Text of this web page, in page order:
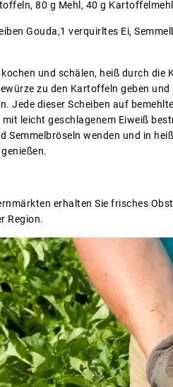
80 g Mehl, 40 g
Gouda,1 verquirltes Ei,
und schälen, heiß durch
zu den Kartoffeln geben
Jede dieser Scheiben auf
mit leicht geschlagenem Eiweiß
Semmelbröseln wenden und in
erhalten Sie frisches
Region.